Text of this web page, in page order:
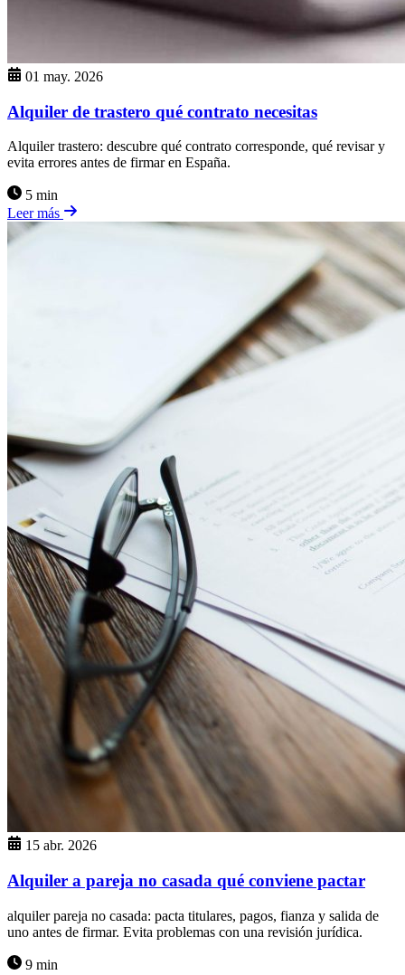
01 may. 2026
Alquiler de trastero qué contrato necesitas
Alquiler trastero: descubre qué contrato corresponde, qué revisar y
evita errores antes de firmar en España.
5 min
Leer más
15 abr. 2026
Alquiler a pareja no casada qué conviene pactar
alquiler pareja no casada: pacta titulares, pagos, fianza y salida de
uno antes de firmar. Evita problemas con una revisión jurídica.
9 min